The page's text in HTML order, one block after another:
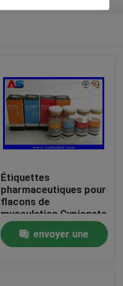
Étiquettes
pharmaceutiques pour
flacons de
musculation Cypionate
25x60mm certifiées
ISO pour flacons de
10 ml
envoyer une